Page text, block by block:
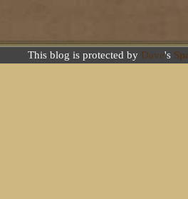
This blog is protected by Dave's